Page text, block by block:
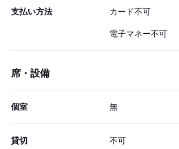
支払い方法 カード不可
電子マネー不可
席・設備
個室 無
貸切 不可